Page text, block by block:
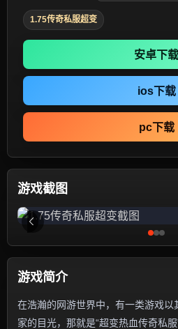
1.75传奇私服超变
安卓下载
ios下载
pc下载
游戏截图
游戏简介
在浩瀚的网游世界中，有一类游戏
家的目光，那就是“超变热血传奇私